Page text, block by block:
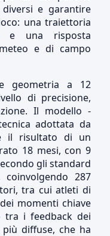
e garantire
una traiettoria
e una risposta
e di campo
geometria a 12
di precisione,
Il modello -
adottata da
il risultato di un
18 mesi, con 9
gli standard
287
tra cui atleti di
momenti chiave
tra i feedback dei
diffuse, che ha